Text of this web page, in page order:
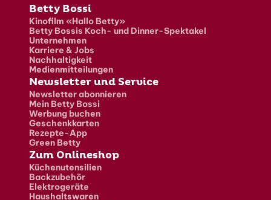
Fusszeile
Betty Bossi
Kinofilm «Hallo Betty»
Betty Bossis Koch- und Dinner-Spektakel
Unternehmen
Karriere & Jobs
Nachhaltigkeit
Medienmitteilungen
Newsletter und Service
Newsletter abonnieren
Mein Betty Bossi
Werbung buchen
Geschenkkarten
Rezepte-App
Green Betty
Zum Onlineshop
Küchenutensilien
Backzubehör
Elektrogeräte
Haushaltswaren